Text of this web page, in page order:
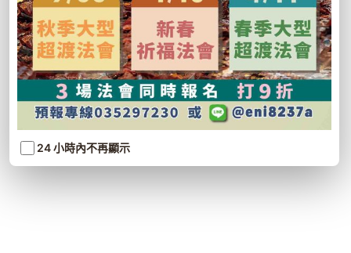
24 小時內不再顯示